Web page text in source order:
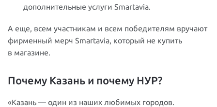
дополнительные услуги Smartavia.
А еще, всем участникам и всем победителям вручают
фирменный мерч Smartavia, который не купить
в магазине.
Почему Казань и почему НУР?
«Казань — один из наших любимых городов.